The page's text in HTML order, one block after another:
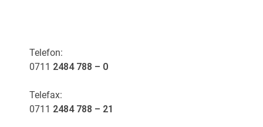
Telefon:
0711 2484 788 – 0
Telefax:
0711 2484 788 – 21